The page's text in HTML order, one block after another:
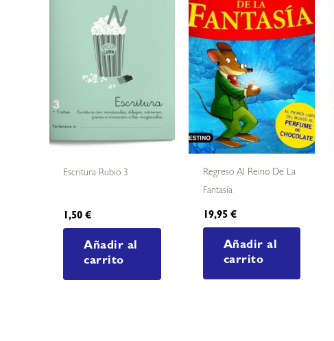
Escritura Rubio 3
1,50€
Añadir al
carrito
Regreso Al Reino De La
Fantasía
19,95 €
Añadir al
carrito